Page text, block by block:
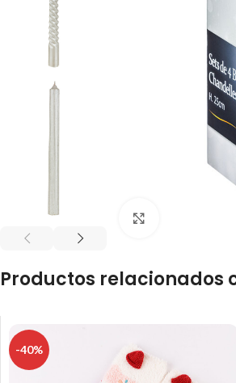
Productos relacionados
-40%